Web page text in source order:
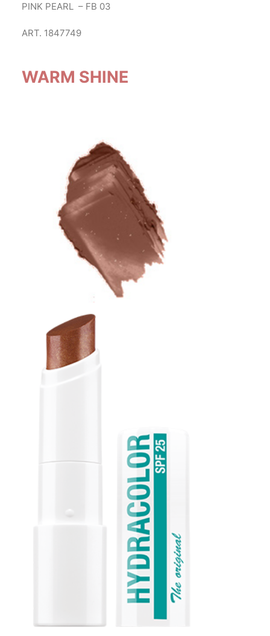
PINK PEARL – FB 03
ART. 1847749
WARM SHINE